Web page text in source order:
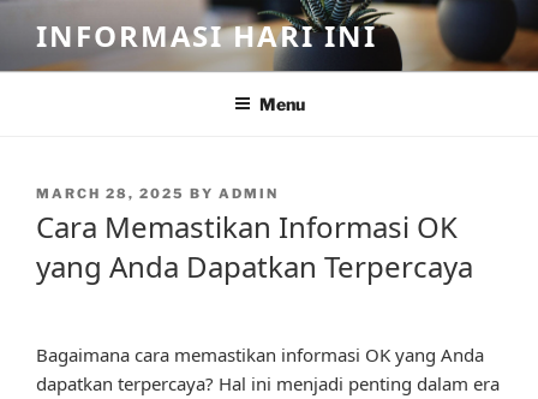
content
INFORMASI HARI INI
Menu
POSTED
MARCH 28, 2025 BY ADMIN
Cara Memastikan Informasi OK
yang Anda Dapatkan Terpercaya
Bagaimana cara memastikan informasi OK yang Anda
dapatkan terpercaya? Hal ini menjadi penting dalam era